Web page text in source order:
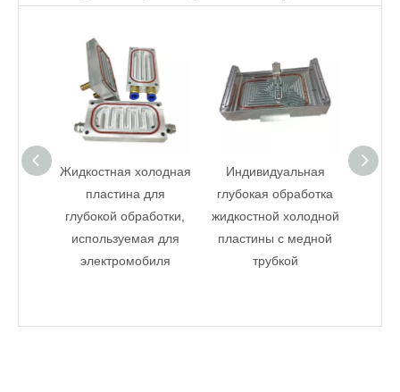
Жидкостная холодная
пластина для
глубокой обработки,
используемая для
электромобиля
Индивидуальная
глубокая обработка
жидкостной холодной
пластины с медной
трубкой